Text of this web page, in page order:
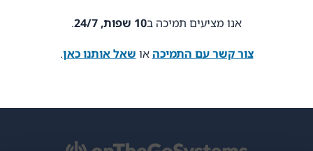
אנו מציעים תמיכה ב10 שפות, 24/7
.
צור קשר עם התמיכה או שאל אותנו כאן.